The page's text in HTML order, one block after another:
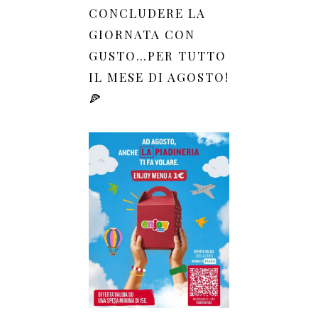
CONCLUDERE LA
GIORNATA CON
GUSTO…PER TUTTO
IL MESE DI AGOSTO!
🍕